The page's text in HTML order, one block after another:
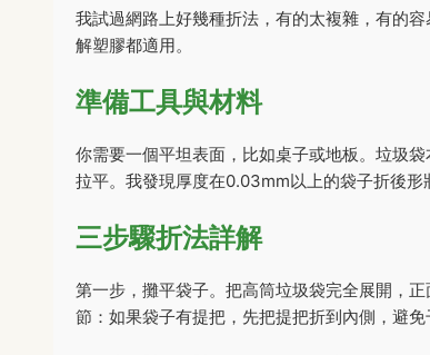
我試過網路上好幾種折法，有的太複雜，有的
解塑膠都適用。
準備工具與材料
你需要一個平坦表面，比如桌子或地板。垃圾
拉平。我發現厚度在0.03mm以上的袋子折後形
三步驟折法詳解
第一步，攤平袋子。把高筒垃圾袋完全展開，
節：如果袋子有提把，先把提把折到內側，避免